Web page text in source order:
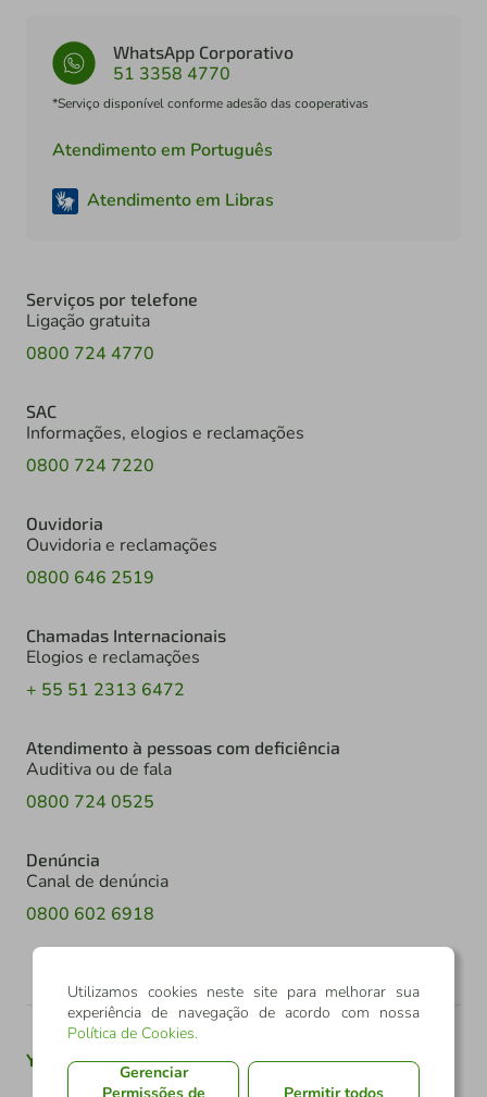
WhatsApp Corporativo
51 3358 4770
*Serviço disponível conforme adesão das cooperativas
Atendimento em Português
Atendimento em Libras
Serviços por telefone
Ligação gratuita
0800 724 4770
SAC
Informações, elogios e reclamações
0800 724 7220
Ouvidoria
Ouvidoria e reclamações
0800 646 2519
Chamadas Internacionais
Elogios e reclamações
+ 55 51 2313 6472
Atendimento à pessoas com deficiência
Auditiva ou de fala
0800 724 0525
Denúncia
Canal de denúncia
0800 602 6918
Youtube Twitter Linkedin Instagram
Utilizamos cookies neste site para melhorar sua
experiência de navegação de acordo com nossa
Política de Cookies.
Gerenciar